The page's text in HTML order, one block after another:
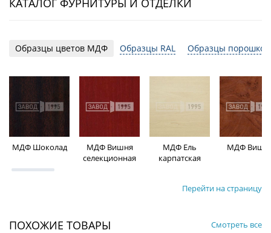
КАТАЛОГ ФУРНИТУРЫ И ОТДЕЛКИ
Образцы цветов МДФ Образцы RAL Образцы
МДФ Шоколад
МДФ Вишня
селекционная
МДФ Ель
карпатская
МДФ
Перейти на страницу
ПОХОЖИЕ ТОВАРЫ Смотреть все